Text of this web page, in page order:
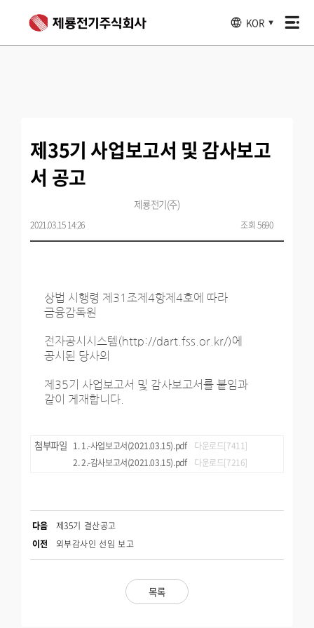
KOR ▼
제35기 사업보고서 및 감사보고
서 공고
제룡전기(주)
2021.03.15 14:26 조회 5690
상법 시행령 제31조제4항제4호에 따라
금융감독원
전자공시시스템(http://dart.fss.or.kr/)에
공시된 당사의
제35기 사업보고서 및 감사보고서를 붙임과
같이 게재합니다.
첨부파일 1.-사업보고서(2021.03.15).pdf
다운로드[7411]
2.-감사보고서(2021.03.15).pdf
다운로드[7216]
목록
다음
제35기 결산공고
이전 외부감사인 선임 보고